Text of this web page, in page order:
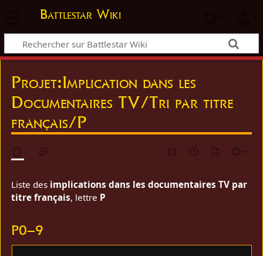
Battlestar Wiki
Projet:Implication dans les
Documentaires TV/Tri par titre
français/P
Liste des implications dans les documentaires TV par
titre français, lettre P
P0–9